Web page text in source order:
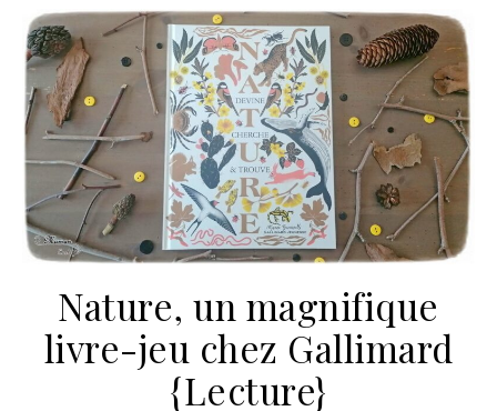
Nature, un magnifique
livre-jeu chez Gallimard
{Lecture}